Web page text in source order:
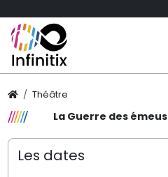
Théâtre
La Guerre des émeus
Les dates